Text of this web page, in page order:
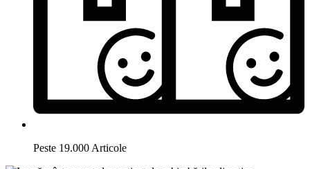
Peste 19.000 Articole